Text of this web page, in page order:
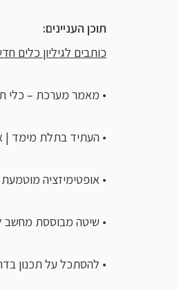
תוכן העניינים:
כותבים לגיליון כלים
• מאמר מערכת – כלי
• העתיד בתלת מימד |
• אופטימיזציה מוטמעת
• שיטה מבוססת מחשב
• להסתכל על תכנון